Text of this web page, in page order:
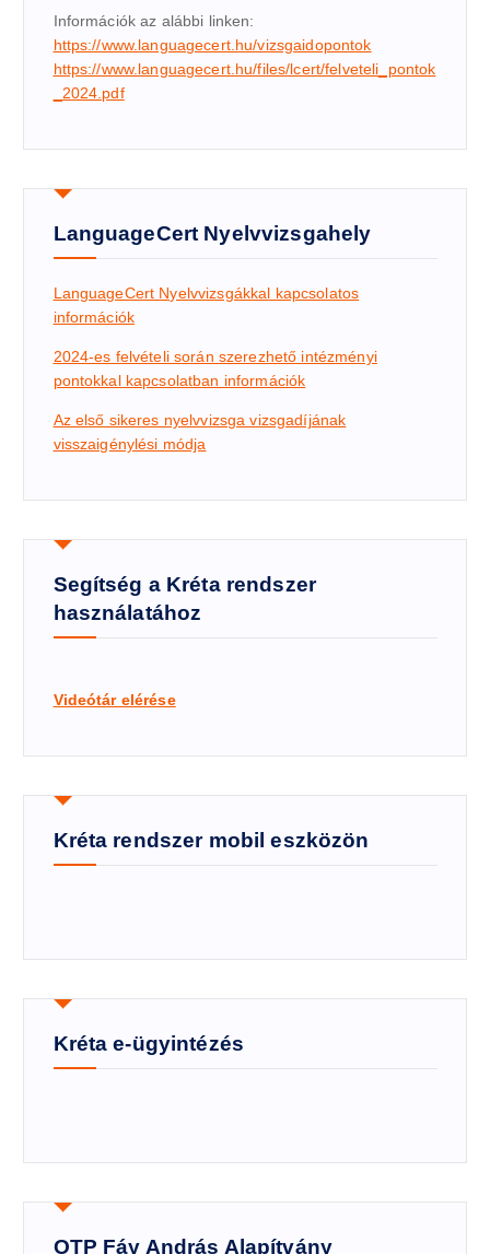
Információk az alábbi linken:
https://www.languagecert.hu/vizsgaidopontok
https://www.languagecert.hu/files/lcert/felveteli_pontok
_2024.pdf
LanguageCert Nyelvvizsgahely
LanguageCert Nyelvvizsgákkal kapcsolatos
információk
2024-es felvételi során szerezhető intézményi
pontokkal kapcsolatban információk
Az első sikeres nyelvvizsga vizsgadíjának
visszaigénylési módja
Segítség a Kréta rendszer
használatához
Videótár elérése
Kréta rendszer mobil eszközön
Kréta e-ügyintézés
OTP Fáy András Alapítvány